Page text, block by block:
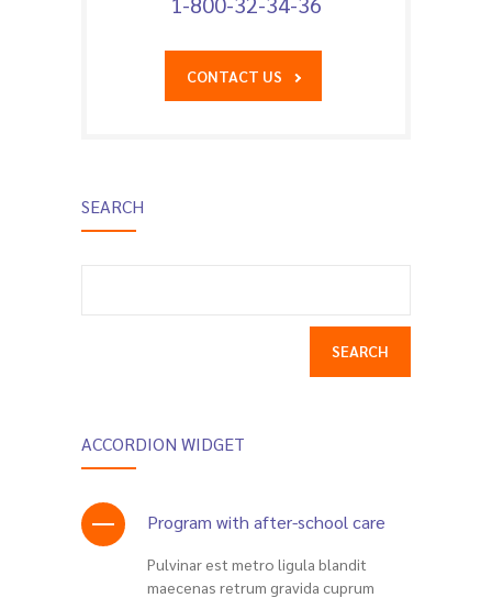
CONTACT US
SEARCH
ACCORDION WIDGET
Program with after-school care
Pulvinar est metro ligula blandit
maecenas retrum gravida cuprum